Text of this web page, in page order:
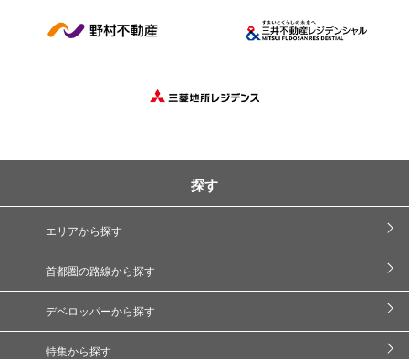
探す
エリアから探す
首都圏の路線から探す
デベロッパーから探す
特集から探す